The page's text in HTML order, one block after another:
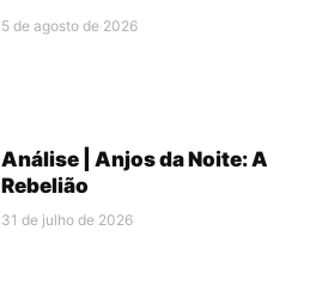
5 de agosto de 2026
Análise | Anjos da Noite: A
Rebelião
31 de julho de 2026